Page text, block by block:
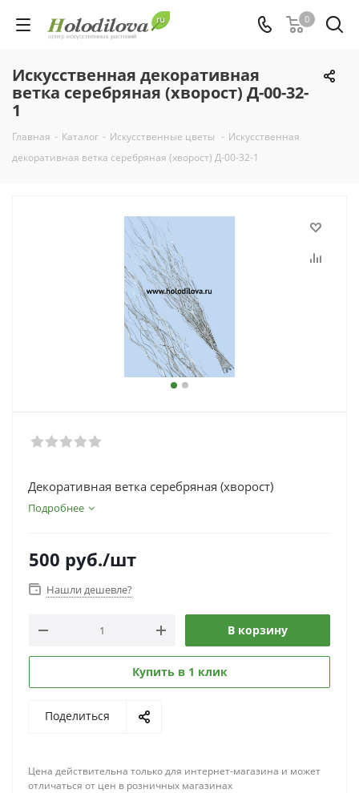
0
Искусственная декоративная
ветка серебряная (хворост) Д-00-32-
1
Главная - Каталог - Искусственные цветы - Искусственная
декоративная ветка серебряная (хворост) Д-00-32-1
Декоративная ветка серебряная (хворост)
Подробнее
500 руб./шт
Нашли дешевле?
В корзину
Купить в 1 клик
Поделиться
Цена действительна только для интернет-магазина и может
отличаться от цен в розничных магазинах